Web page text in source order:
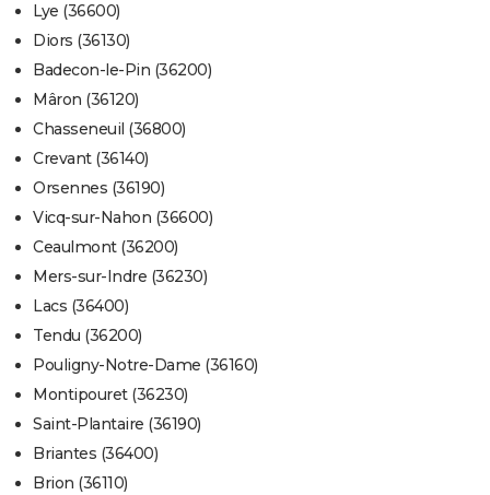
Lye (36600)
Diors (36130)
Badecon-le-Pin (36200)
Mâron (36120)
Chasseneuil (36800)
Crevant (36140)
Orsennes (36190)
Vicq-sur-Nahon (36600)
Ceaulmont (36200)
Mers-sur-Indre (36230)
Lacs (36400)
Tendu (36200)
Pouligny-Notre-Dame (36160)
Montipouret (36230)
Saint-Plantaire (36190)
Briantes (36400)
Brion (36110)